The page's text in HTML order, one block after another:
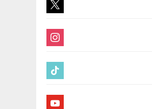
instagram
tiktok
youtube